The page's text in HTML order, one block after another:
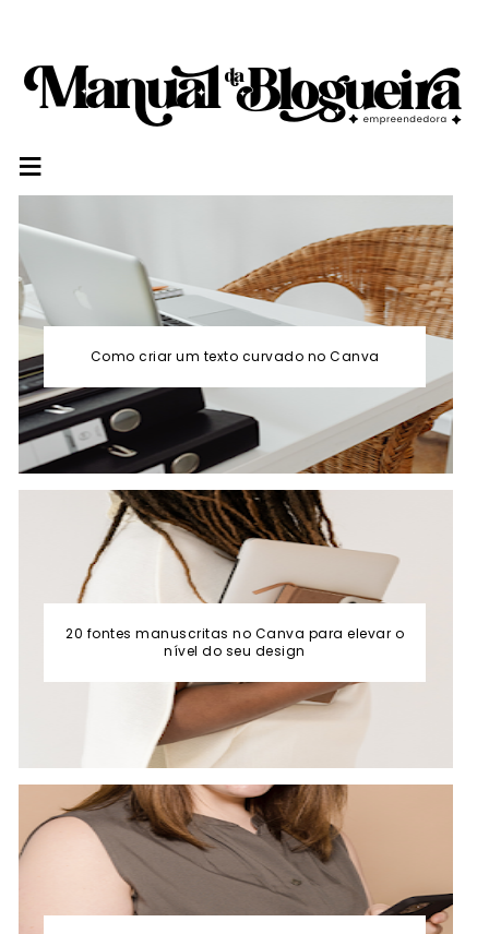
≡
Como criar um texto curvado no Canva
20 fontes manuscritas no Canva para elevar o
nível do seu design